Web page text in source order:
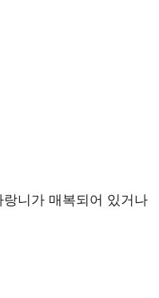
니가 매복되어 있거나